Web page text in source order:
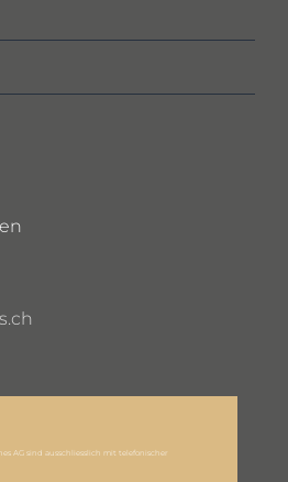
AG sind ausschliesslich mit telefonischer